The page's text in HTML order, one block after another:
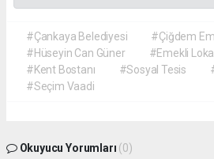
#Çankaya Belediyesi
#Çiğdem
#Hüseyin Can Güner
#Emekli
#Kent Bostanı
#Sosyal Tesis
#Seçim Vaadi
Okuyucu Yorumları (0)